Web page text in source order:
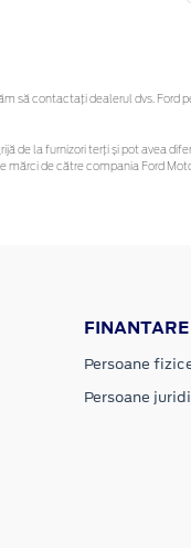
să contactaţi dealerul dvs.
de la furnizori terți și pot avea
mărci de către compania Ford
FINANTARE
Persoane
Persoane